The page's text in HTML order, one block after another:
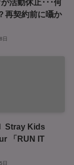
活動休止･･･何
再契約前に囁か
日
Stray Kids
「RUN IT
日